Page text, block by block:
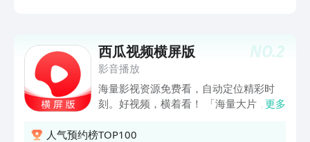
团集结各显神通，三组爱人悬崖相见。
《向往的生活-戏如人生》带领观众走进
充满人文情怀和戏剧艺术魅力的“向往的
生活”。《欢乐家长群2》喜爽升级！张嘉
益陈好带娃新攻略。《花儿与少年·同心
季》经典7人姐弟团回归，在旅行中成
NO.2
西瓜视频横屏版
影音播放
海量影视资源免费看，自动定位精彩时
刻。好视频，横着看！ 「海量大片，全
畅享，更有高分纪录片、动漫、综艺等你
更多
人气预约榜TOP100